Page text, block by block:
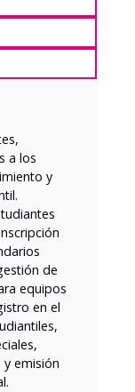
a los
y
de
equipos
en el
emisión